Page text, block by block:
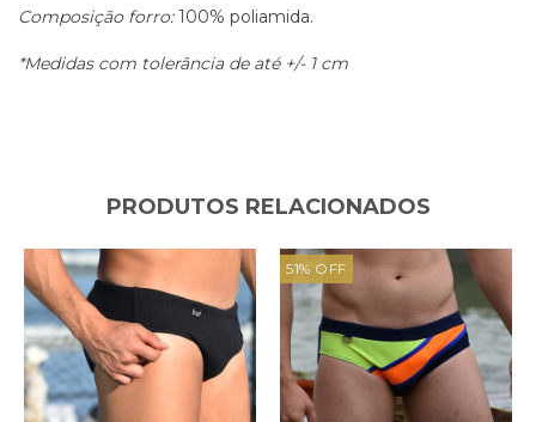
Composição forro:100% poliamida.
*Medidas com tolerância de até +/- 1 cm
PRODUTOS RELACIONADOS
51% OFF